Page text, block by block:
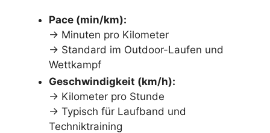
Pace (min/km):
→ Minuten pro Kilometer
→ Standard im Outdoor-Laufen und
Wettkampf
Geschwindigkeit (km/h):
→ Kilometer pro Stunde
→ Typisch für Laufband und
Techniktraining